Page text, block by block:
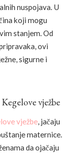
nuspojava. U
koji mogu
stanjem. Od
ovi
sigurne i
vježbe
vježbe, jačaju
maternice.
da ojačaju